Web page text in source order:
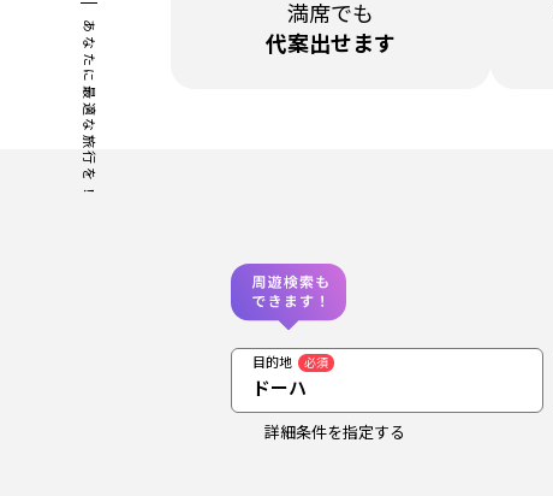
あなたに最適な旅行を！
満席でも
代案出せます
目的地 必須
ドーハ
詳細条件を指定する